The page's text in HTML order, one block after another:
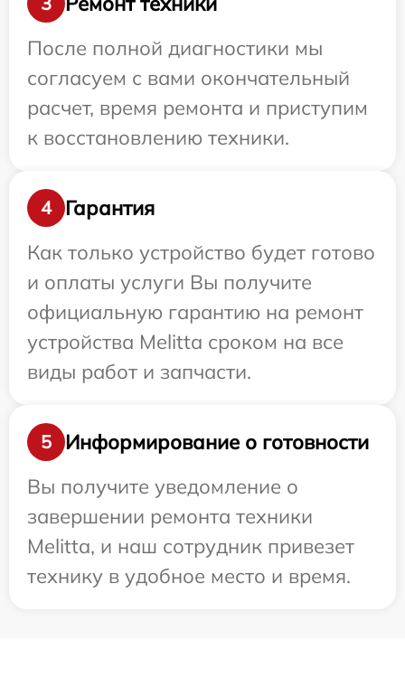
После полной диагностики мы
согласуем с вами окончательный
расчет, время ремонта и приступим
к восстановлению техники.
4
Гарантия
Как только устройство будет готово
и оплаты услуги Вы получите
официальную гарантию на ремонт
устройства Melitta сроком на все
виды работ и запчасти.
5
Информирование о готовности
Вы получите уведомление о
завершении ремонта техники
Melitta, и наш сотрудник привезет
технику в удобное место и время.